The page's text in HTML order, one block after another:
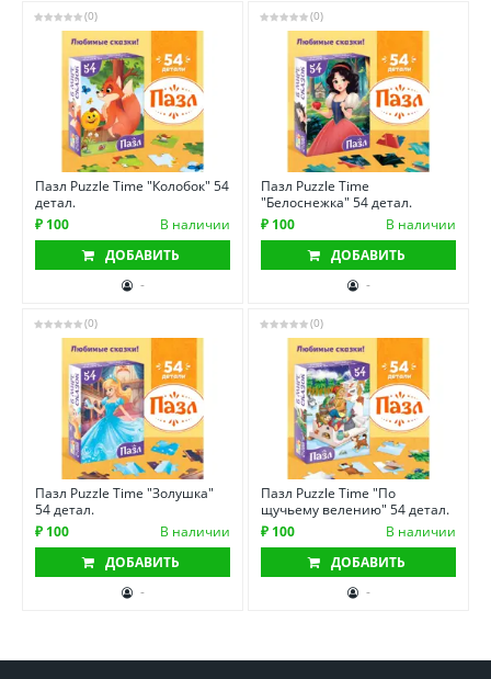
(0)
Пазл Puzzle Time "Колобок" 54
детал.
₽ 100
В наличии
ДОБАВИТЬ
-
(0)
Пазл Puzzle Time
"Белоснежка" 54 детал.
₽ 100
В наличии
ДОБАВИТЬ
-
(0)
Пазл Puzzle Time "Золушка"
54 детал.
₽ 100
В наличии
ДОБАВИТЬ
-
(0)
Пазл Puzzle Time "По
щучьему велению" 54 детал.
₽ 100
В наличии
ДОБАВИТЬ
-